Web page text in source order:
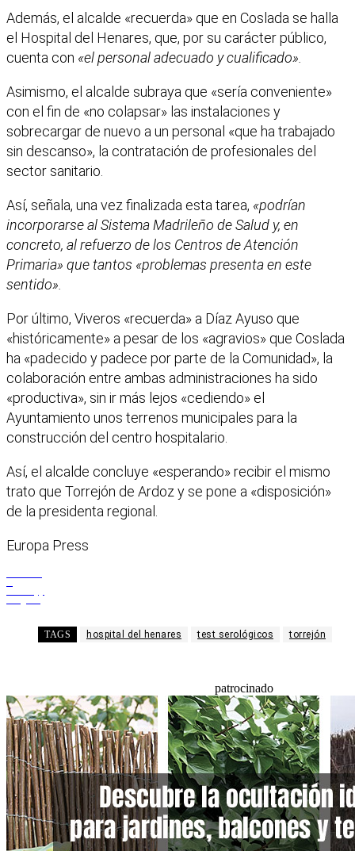
Además, el alcalde «recuerda» que en Coslada se halla
el Hospital del Henares, que, por su carácter público,
cuenta con «el personal adecuado y cualificado».
Asimismo, el alcalde subraya que «sería conveniente»
con el fin de «no colapsar» las instalaciones y
sobrecargar de nuevo a un personal «que ha trabajado
sin descanso», la contratación de profesionales del
sector sanitario.
Así, señala, una vez finalizada esta tarea, «podrían
incorporarse al Sistema Madrileño de Salud y, en
concreto, al refuerzo de los Centros de Atención
Primaria» que tantos «problemas presenta en este
sentido».
Por último, Viveros «recuerda» a Díaz Ayuso que
«históricamente» a pesar de los «agravios» que Coslada
ha «padecido y padece por parte de la Comunidad», la
colaboración entre ambas administraciones ha sido
«productiva», sin ir más lejos «cediendo» el
Ayuntamiento unos terrenos municipales para la
construcción del centro hospitalario.
Así, el alcalde concluye «esperando» recibir el mismo
trato que Torrejón de Ardoz y se pone a «disposición»
de la presidenta regional.
Europa Press
TAGS hospital del henares test serológicos torrejón
patrocinado